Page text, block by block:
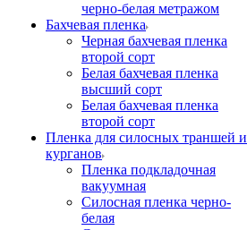
черно-белая метражом
Бахчевая пленка
Черная бахчевая пленка
второй сорт
Белая бахчевая пленка
высший сорт
Белая бахчевая пленка
второй сорт
Пленка для силосных траншей и
курганов
Пленка подкладочная
вакуумная
Силосная пленка черно-
белая